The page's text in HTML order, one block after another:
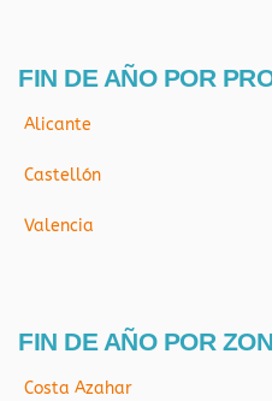
FIN DE AÑO POR
Alicante
Castellón
Valencia
FIN DE AÑO POR
Costa Azahar